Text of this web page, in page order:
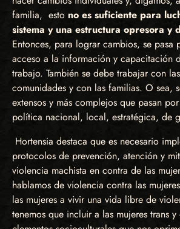
familia, esto no es suficiente para
sistema y una estructura opresora y
Entonces, para lograr cambios, se pasa
acceso a la información y capacitación
trabajo. También se debe trabajar con
comunidades y con las familias. O sea,
extensos y más complejos que pasan
política nacional, local, estratégica, de
Hortensia destaca que es necesario
protocolos de prevención, atención y
violencia machista en contra de las
hablamos de violencia contra las
las mujeres a vivir una vida libre de
tenemos que incluir a las mujeres trans